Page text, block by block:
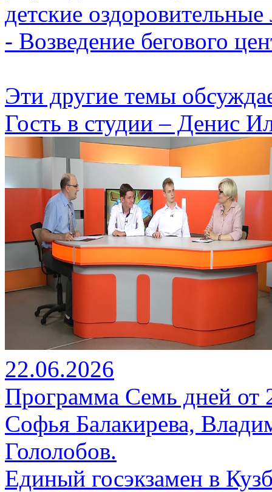
детские оздоровительные
- Возведение бегового
Эти другие темы
Гость в студии – Денис
22.06.2026
Программа Семь дней от
Софья Балакирева,
Гололобов.
Единый госэкзамен в